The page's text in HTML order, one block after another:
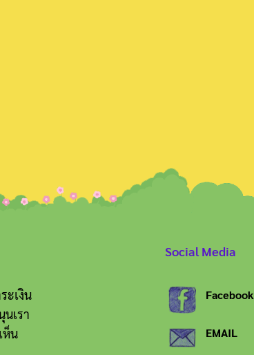
ะเงิน
เรา
ห็น
Social Media
Facebook
EMAIL